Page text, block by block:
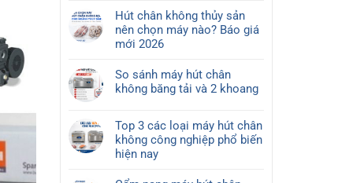
bình
luận
ở
hút
chân
cho
thủy
sản
nên
chọn
Hút chân không thủy sản
nên chọn máy nào? Báo giá
mới 2026
có
bình
Hút
chân
không
So sánh máy hút chân
không băng tải và 2 khoang
bình
luận
ở
Top 3 các loại máy hút chân
không công nghiệp phổ biến
hiện nay